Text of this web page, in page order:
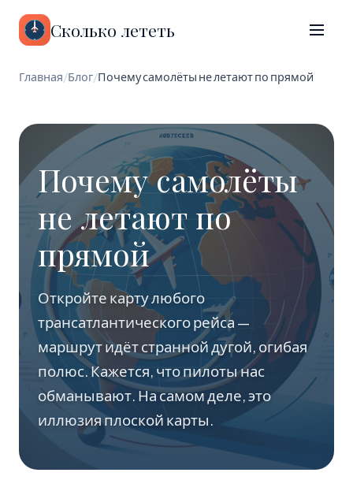
Сколько лететь
Главная/Блог/Почему самолёты не летают по прямой
Почему самолёты
не летают по
прямой
Откройте карту любого
трансатлантического рейса —
маршрут идёт странной дугой, огибая
полюс. Кажется, что пилоты нас
обманывают. На самом деле, это
иллюзия плоской карты.